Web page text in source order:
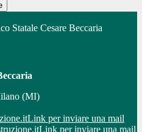
Statale Cesare Beccaria
(MI)
Link per inviare una mail
Link per inviare una mail